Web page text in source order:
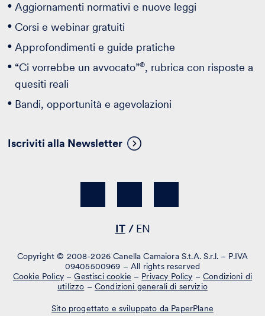
Aggiornamenti normativi e nuove leggi
Corsi e webinar gratuiti
Approfondimenti e guide pratiche
“Ci vorrebbe un avvocato”®, rubrica con risposte a
quesiti reali
Bandi, opportunità e agevolazioni
Iscriviti alla Newsletter
IT EN
Copyright © 2008-2026 Canella Camaiora S.t.A. S.r.l. – P.IVA
09405500969 – All rights reserved
Cookie Policy–Gestisci cookie – Privacy Policy –Condizioni di
utilizzo – Condizioni generali di servizio
Sito progettato e sviluppato da PaperPlane